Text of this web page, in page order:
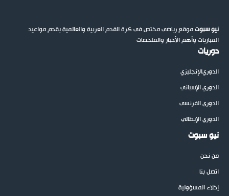
نيو سبوتموقع رياضي مختص في كرة القدم العربية والعالمية يقدم مواعيد
المباريات وأهم الأخبار والملخصات
دوريات
الدوريالإنجليزي
الدوري الإسباني
الدوري الفرنسي
الدوري الإيطالي
نيو سبوت
من نحن
اتصل بنا
إخلاء المسؤولية